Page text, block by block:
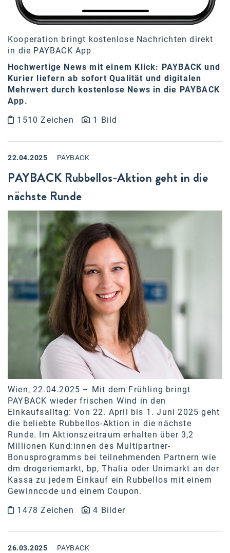
Kooperation bringt kostenlose Nachrichten direkt
in die PAYBACK App
Hochwertige News mit einem Klick: PAYBACK und
Kurier liefern ab sofort Qualität und digitalen
Mehrwert durch kostenlose News in die PAYBACK
App.
1510 Zeichen
1 Bild
22.04.2025 PAYBACK
PAYBACK Rubbellos-Aktion geht in die
nächste Runde
Wien, 22.04.2025 – Mit dem Frühling bringt
PAYBACK wieder frischen Wind in den
Einkaufsalltag: Von 22. April bis 1. Juni 2025 geht
die beliebte Rubbellos-Aktion in die nächste
Runde. Im Aktionszeitraum erhalten über 3,2
Millionen Kund:innen des Multipartner-
Bonusprogramms bei teilnehmenden Partnern wie
dm drogeriemarkt, bp, Thalia oder Unimarkt an der
Kassa zu jedem Einkauf ein Rubbellos mit einem
Gewinncode und einem Coupon.
1478 Zeichen
4 Bilder
26.03.2025 PAYBACK